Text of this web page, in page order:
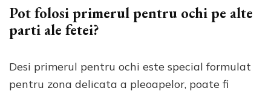
Pot folosi primerul pentru ochi pe alte
parti ale fetei?
Desi primerul pentru ochi este special formulat
pentru zona delicata a pleoapelor, poate fi